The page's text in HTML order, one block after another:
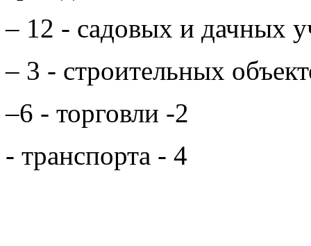
– 12 - садовых и дачных
– 3 - строительных
–6 - торговли -2
- транспорта - 4